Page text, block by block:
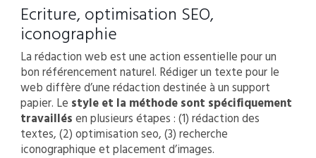
Ecriture, optimisation SEO,
iconographie
La rédaction web est une action essentielle pour un
bon référencement naturel. Rédiger un texte pour le
web diffère d’une rédaction destinée à un support
papier. Le style et la méthode sont spécifiquement
travaillés en plusieurs étapes : (1) rédaction des
textes, (2) optimisation seo, (3) recherche
iconographique et placement d’images.